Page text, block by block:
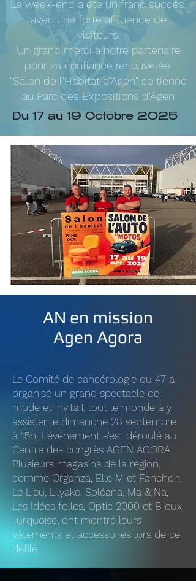
Le week-end a été un franc succès,
avec une forte affluence de
visiteurs.
Un grand merci à notre partenaire
pour sa confiance renouvelée.
"Salon de l'Habitat d'Agen" se tienne
au Parc des Expositions d'Agen
Du 17 au 19 Octobre 2025
AN en mission
Agen Agora
Le Comité de cancérologie du 47 a
organisé un grand spectacle de
mode et invitait tout le monde à y
assister le dimanche 28 septembre
à 15h. L'événement s'est déroulé au
Centre des congrès AGEN AGORA.
Plusieurs magasins de la région,
comme Organza, Elle M et Fanchon,
Le Lieu, Lilyaké, Soléana, Ma & Na,
Les Idées folles, Optic 2000 et Bijoux
Turquoise, ont montré leurs
vêtements et accessoires lors de ce
défilé..